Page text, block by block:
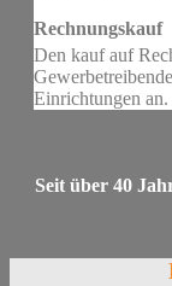
Rechnungskauf
Den kauf auf
Einrichtungen an.
Seit über 40